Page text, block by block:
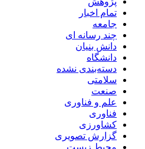
تمام اخبار
جامعه
چند رسانه ای
دانش بنیان
دانشگاه
دسته‌بندی نشده
سلامتی
صنعت
علم و فناوری
فناوری
کشاورزی
گزارش تصویری